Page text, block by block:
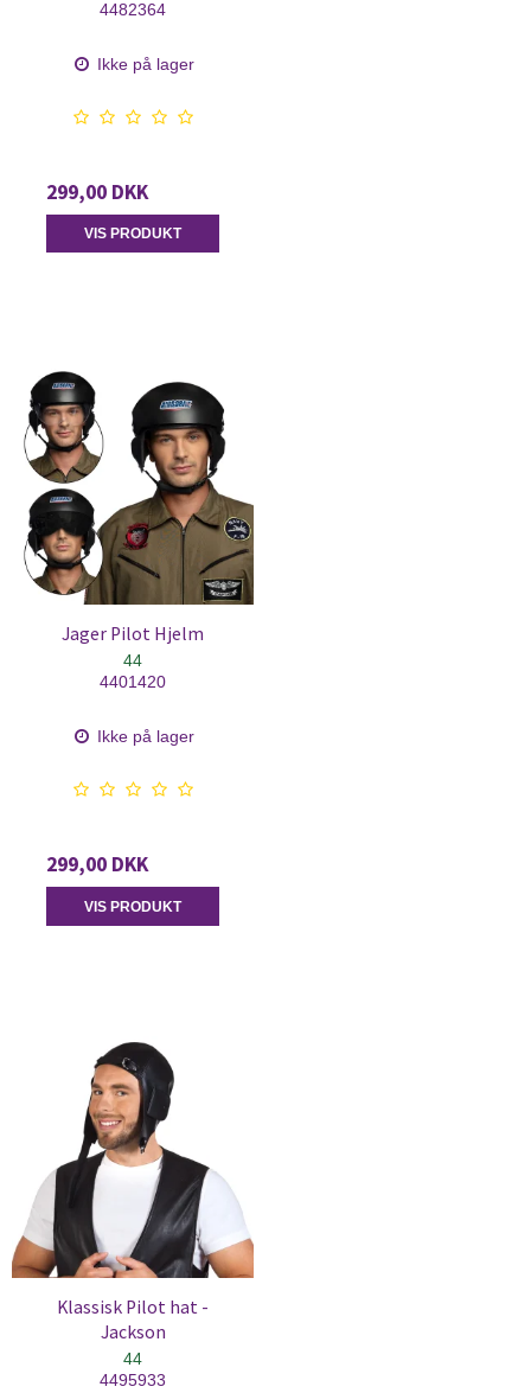
4482364
Ikke på lager
299,00 DKK
VIS PRODUKT
Jager Pilot Hjelm
44
4401420
Ikke på lager
299,00 DKK
VIS PRODUKT
Klassisk Pilot hat -
Jackson
44
4495933